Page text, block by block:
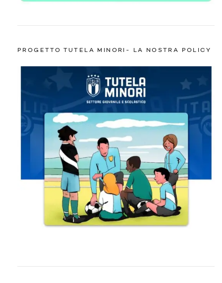
PROGETTO TUTELA MINORI- LA NOSTRA POLICY